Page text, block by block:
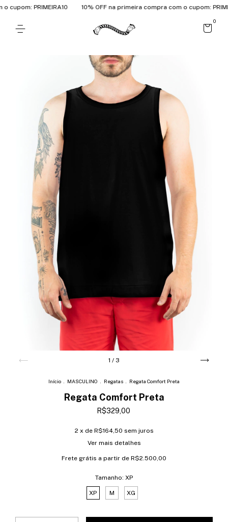
PRIMEIRA10 10% OFF na primeira compra com o cupom:
0
1 / 3
Início MASCULINO Regatas Regata Comfort Preta
Regata Comfort Preta
R$329,00
2 x de R$164,50 sem juros
Ver mais detalhes
Frete grátis a partir de R$2.500,00
Tamanho: XP
XP M XG